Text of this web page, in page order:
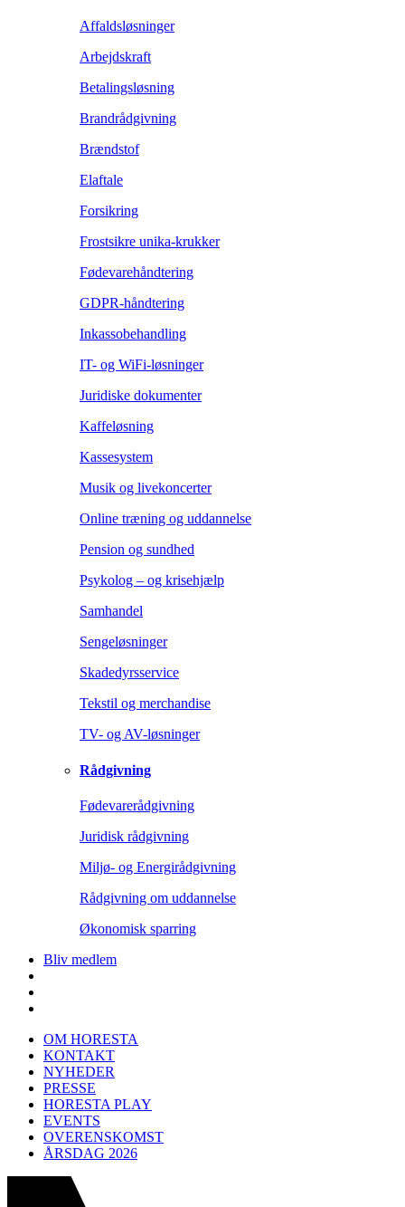
Affaldsløsninger
Arbejdskraft
Betalingsløsning
Brandrådgivning
Brændstof
Elaftale
Forsikring
Frostsikre unika-krukker
Fødevarehåndtering
GDPR-håndtering
Inkassobehandling
IT- og WiFi-løsninger
Juridiske dokumenter
Kaffeløsning
Kassesystem
Musik og livekoncerter
Online træning og uddannelse
Pension og sundhed
Psykolog – og krisehjælp
Samhandel
Sengeløsninger
Skadedyrsservice
Tekstil og merchandise
TV- og AV-løsninger
Rådgivning
Fødevarerådgivning
Juridisk rådgivning
Miljø- og Energirådgivning
Rådgivning om uddannelse
Økonomisk sparring
Bliv medlem
OM HORESTA
KONTAKT
NYHEDER
PRESSE
HORESTA PLAY
EVENTS
OVERENSKOMST
ÅRSDAG 2026